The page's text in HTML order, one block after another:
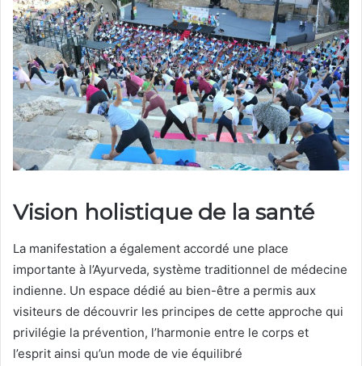
Vision holistique de la santé
La manifestation a également accordé une place
importante à l’Ayurveda, système traditionnel de médecine
indienne. Un espace dédié au bien-être a permis aux
visiteurs de découvrir les principes de cette approche qui
privilégie la prévention, l’harmonie entre le corps et
l’esprit ainsi qu’un mode de vie équilibré